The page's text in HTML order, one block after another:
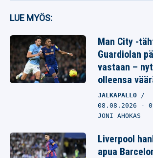
LUE MYÖS:
Man City -
Guardiolan
vastaan –
olleensa
JALKAPALLO
08.08.2026 -
JONI AHOKAS
Liverpool
apua